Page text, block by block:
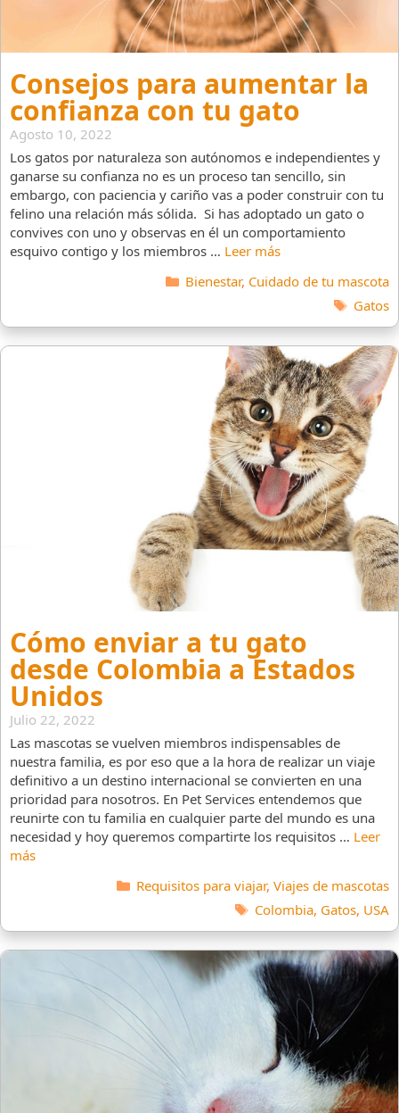
Consejos para aumentar la
confianza con tu gato
Agosto 10, 2022
Los gatos por naturaleza son autónomos e independientes y
ganarse su confianza no es un proceso tan sencillo, sin
embargo, con paciencia y cariño vas a poder construir con tu
felino una relación más sólida. Si has adoptado un gato o
convives con uno y observas en él un comportamiento
esquivo contigo y los miembros … Leer más
Categorías
Bienestar, Cuidado de tu mascota
Gatos
Cómo enviar a tu gato
desde Colombia a Estados
Unidos
Julio 22, 2022
Las mascotas se vuelven miembros indispensables de
nuestra familia, es por eso que a la hora de realizar un viaje
definitivo a un destino internacional se convierten en una
prioridad para nosotros. En Pet Services entendemos que
reunirte con tu familia en cualquier parte del mundo es una
necesidad y hoy queremos compartirte los requisitos … Leer
más
Categorías
Requisitos para viajar, Viajes de mascotas
Etiquetas
Colombia, Gatos, USA